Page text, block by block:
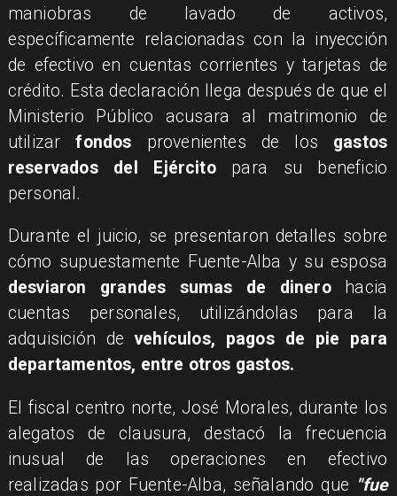
maniobras de lavado de activos,
específicamente relacionadas con la inyección
de efectivo en cuentas corrientes y tarjetas de
crédito. Esta declaración llega después de que el
Ministerio Público acusara al matrimonio de
utilizar fondos provenientes de los gastos
reservados del Ejército para su beneficio
personal.
Durante el juicio, se presentaron detalles sobre
cómo supuestamente Fuente-Alba y su esposa
desviaron grandes sumas de dinerohacia
cuentas personales, utilizándolas para la
adquisición devehículos, pagos de pie para
departamentos, entre otros gastos.
El fiscal centro norte, José Morales, durante los
alegatos de clausura, destacó la frecuencia
inusual de las operaciones en efectivo
realizadas por Fuente-Alba, señalando que "fue